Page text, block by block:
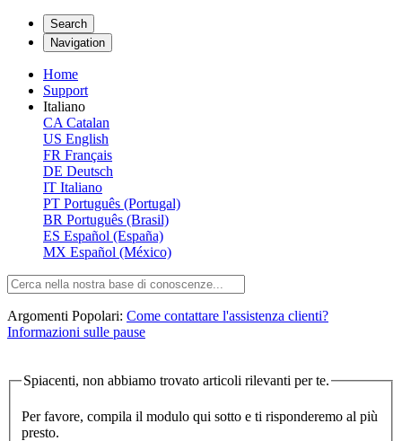
Search
Navigation
Home
Support
Italiano
CA Catalan
US English
FR Français
DE Deutsch
IT Italiano
PT Português (Portugal)
BR Português (Brasil)
ES Español (España)
MX Español (México)
Argomenti Popolari: Come contattare l'assistenza clienti?
Informazioni sulle pause
Spiacenti, non abbiamo trovato articoli rilevanti per te.
Per favore, compila il modulo qui sotto e ti risponderemo al più
presto.